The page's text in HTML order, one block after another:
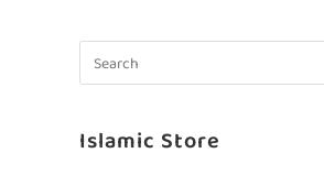
Islamic Store